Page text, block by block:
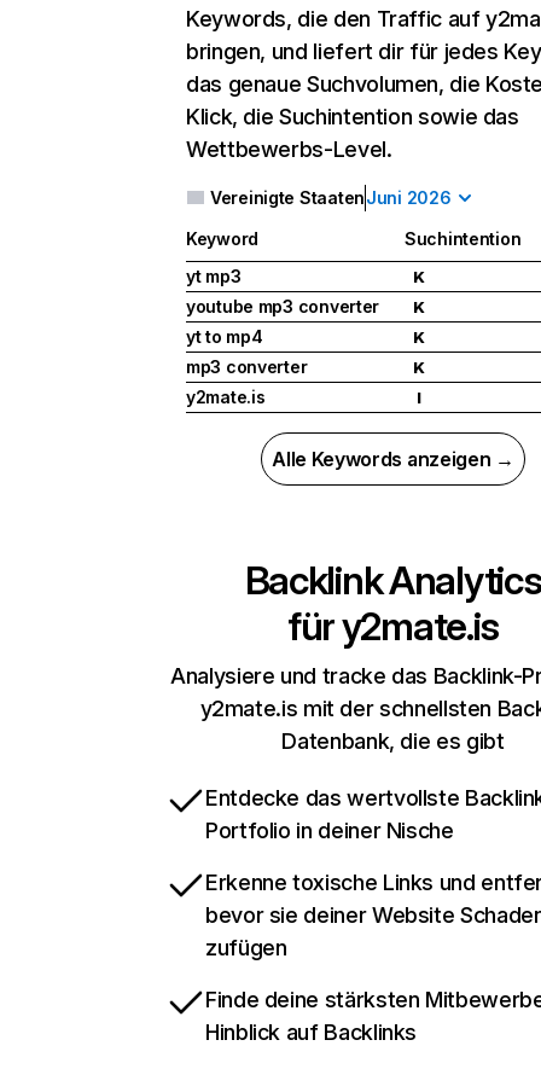
Keywords, die den Traffic auf
bringen, und liefert dir für jedes
das genaue Suchvolumen, die
Klick, die Suchintention sowie das
Wettbewerbs-Level.
Vereinigte StaatenJuni 2026
Keyword
Suchintention
yt mp3
K
youtube mp3 converter K
yt to mp4 K
mp3 converter K
y2mate.is I
Alle Keywords anzeigen →
Backlink Analytics
füry2mate.is
Analysiere und tracke das Backlink-
y2mate.is mit der schnellsten
Datenbank, die es gibt
Entdecke das wertvollste
Portfolio in deiner Nische
Erkenne toxische Links und
bevor sie deiner Website
zufügen
Finde deine stärksten
Hinblick auf Backlinks